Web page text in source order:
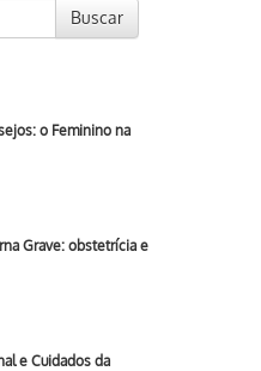
Buscar
o Feminino na
Grave: obstetrícia e
e Cuidados da